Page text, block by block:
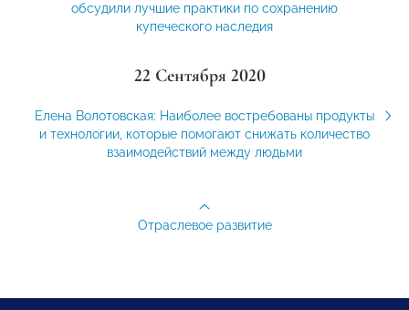
обсудили лучшие практики по сохранению
купеческого наследия
22 Сентября 2020
Елена Волотовская: Наиболее востребованы продукты
и технологии, которые помогают снижать количество
взаимодействий между людьми
Отраслевое развитие